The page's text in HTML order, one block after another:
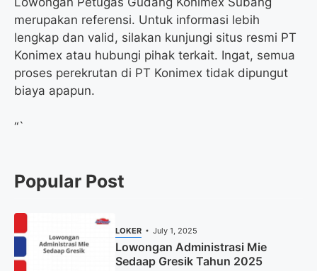
merupakan referensi. Untuk informasi lebih
lengkap dan valid, silakan kunjungi situs resmi PT
Konimex atau hubungi pihak terkait. Ingat, semua
proses perekrutan di PT Konimex tidak dipungut
biaya apapun.
“`
Popular Post
LOKER July 1, 2025
Lowongan Administrasi Mie
Sedaap Gresik Tahun 2025